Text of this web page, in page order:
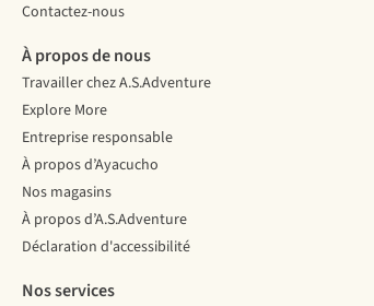
Contactez-nous
À propos de nous
Travailler chez A.S.Adventure
Explore More
Entreprise responsable
À propos d’Ayacucho
Nos magasins
À propos d’A.S.Adventure
Déclaration d'accessibilité
Nos services